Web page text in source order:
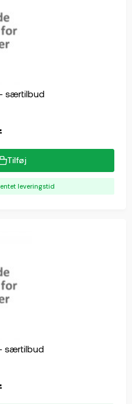
særtilbud
Tilføj
leveringstid
særtilbud